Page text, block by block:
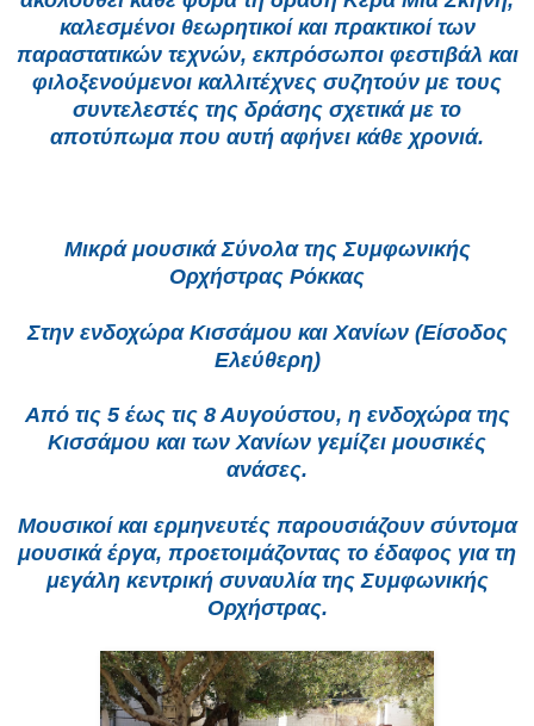
καλεσμένοι θεωρητικοί και πρακτικοί των
παραστατικών τεχνών, εκπρόσωποι φεστιβάλ και
φιλοξενούμενοι καλλιτέχνες συζητούν με τους
συντελεστές της δράσης σχετικά με το
αποτύπωμα που αυτή αφήνει κάθε χρονιά.
Μικρά μουσικά Σύνολα της Συμφωνικής
Ορχήστρας Ρόκκας
Στην ενδοχώρα Κισσάμου και Χανίων (Είσοδος
Ελεύθερη)
Από τις 5 έως τις 8 Αυγούστου, η ενδοχώρα της
Κισσάμου και των Χανίων γεμίζει μουσικές
ανάσες.
Μουσικοί και ερμηνευτές παρουσιάζουν σύντομα
μουσικά έργα, προετοιμάζοντας το έδαφος για τη
μεγάλη κεντρική συναυλία της Συμφωνικής
Ορχήστρας.